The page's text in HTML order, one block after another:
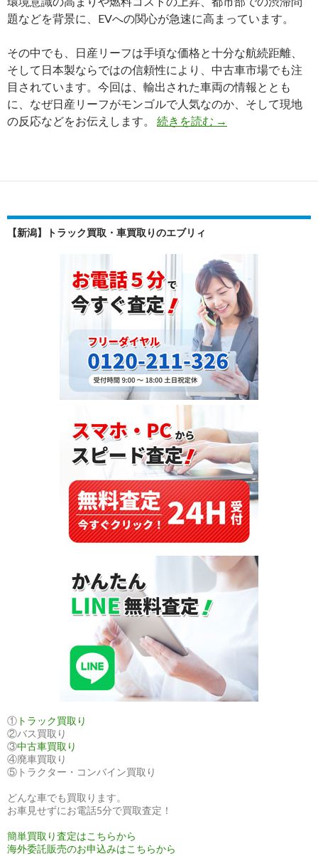
注
さ
れ
る
EV
題などを背景に、EVへの関心が急速に高まっています。
その中でも、日産リーフは手頃な価格と十分な航続距離、
そして日本製ならではの信頼性により、中古車市場でも注
目されています。今回は、輸出された車両の情報ととも
に、なぜ日産リーフがモンゴルで人気なのか、そして現地
の反応などをお伝えします。 続きを読む 【買
リ
フ
（ZAA-
ZE0）
を
モ
ン
ゴ
ル
へ
出
｜
寒
冷
地
で
も
人
気
自
動
→
【新潟】トラック買取・車買取りのエブリィ
① トラック買取り
②バス買取り
③中古車買取り
④廃車買取り
⑤トラクター・コンバイン買取り
どんな車でも買取ります。
お車見せずにお電話5分で買取査定！
簡単買取り査定はこちらから
海外委託販売のお申込みはこちらから